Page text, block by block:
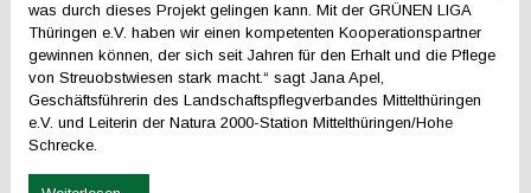
was durch dieses Projekt gelingen kann. Mit der GRÜNEN LIGA
Thüringen e.V. haben wir einen kompetenten Kooperationspartner
gewinnen können, der sich seit Jahren für den Erhalt und die Pflege
von Streuobstwiesen stark macht.“ sagt Jana Apel,
Geschäftsführerin des Landschaftspflegverbandes Mittelthüringen
e.V. und Leiterin der Natura 2000-Station Mittelthüringen/Hohe
Schrecke.